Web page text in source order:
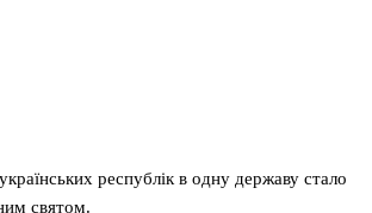
республік в одну державу стало
святом.